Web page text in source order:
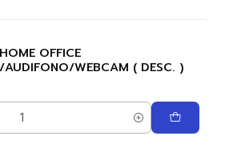
OFFICE
WEBCAM ( DESC. )